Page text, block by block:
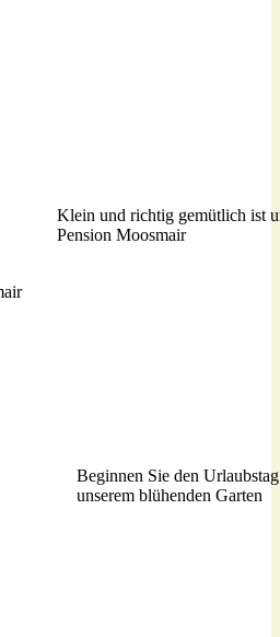
Klein und richtig gemütlich ist
Pension Moosmair
Beginnen Sie den
unserem blühenden Garten